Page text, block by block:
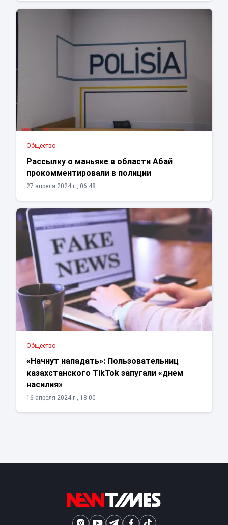
Общество
Рассылку о маньяке в области Абай
прокомментировали в полиции
27 апреля 2024 г., 06:48
Общество
«Начнут нападать»: Пользовательниц
казахстанского TikTok запугали «днем
насилия»
16 апреля 2024 г., 18:00